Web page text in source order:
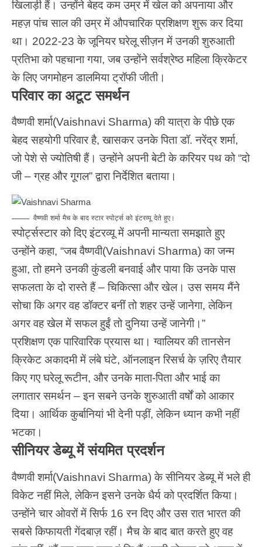
खिलाड़ी हैं। उन्होंने बेहद कम उम्र में खेल को अपनाया और
महज़ पांच साल की उम्र में औपचारिक प्रशिक्षण शुरू कर दिया
था। 2022-23 के जूनियर घरेलू सीज़न में उनकी शुरुआती
प्रतिभा को पहचाना गया, जब उन्होंने सर्वश्रेष्ठ महिला क्रिकेटर
के लिए जगमोहन डालमिया ट्रॉफी जीती।
परिवार का अटूट समर्थन
वैष्णवी शर्मा(Vaishnavi Sharma) की यात्रा के पीछे एक
बेहद सहयोगी परिवार है, खासकर उनके पिता डॉ. नरेंद्र शर्मा,
जो पेशे से ज्योतिषी हैं। उन्होंने अपनी बेटी के करियर पथ को “दो
जी – ग्रह और गूगल” द्वारा निर्देशित बताया।
वैष्णवी शर्मा मैच के बाद स्टार स्पोर्ट्स को इंटरव्यू देते हुए।
स्पोर्ट्सस्टार को दिए इंटरव्यू में अपनी मान्यता समझाते हुए
उन्होंने कहा, “जब वैष्णवी(Vaishnavi Sharma) का जन्म
हुआ, तो हमने उनकी कुंडली बनवाई और पाया कि उनके पास
सफलता के दो रास्ते हैं – चिकित्सा और खेल। उस समय मैंने
सोचा कि अगर वह डॉक्टर बनीं तो शहर उन्हें जानेगा, लेकिन
अगर वह खेल में सफल हुईं तो दुनिया उन्हें जानेगी।”
प्रशिक्षण एक पारिवारिक प्रयास था। ग्वालियर की तानसेन
क्रिकेट अकादमी में लंबे घंटे, ऑनलाइन रिसर्च के ज़रिए तैयार
किए गए घरेलू रूटीन, और उनके माता-पिता और भाई का
लगातार समर्थन – इन सबने उनके शुरुआती वर्षों को आकार
दिया। आर्थिक कुर्बानियां भी देनी पड़ीं, लेकिन ध्यान कभी नहीं
भटका।
सीनियर डेब्यू में संयमित प्रदर्शन
वैष्णवी शर्मा(Vaishnavi Sharma) के सीनियर डेब्यू में भले ही
विकेट नहीं मिले, लेकिन इसने उनके धैर्य को प्रदर्शित किया।
उन्होंने चार ओवरों में सिर्फ 16 रन दिए और उस रात भारत की
सबसे किफायती गेंदबाज़ रहीं। मैच के बाद बात करते हुए वह